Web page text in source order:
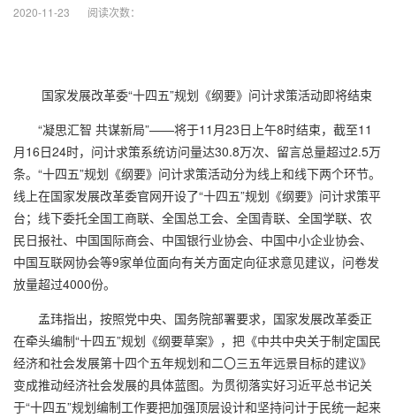
2020-11-23 阅读次数：
国家发展改革委“十四五”规划《纲要》问计求策活动即将结束
“凝思汇智 共谋新局”——将于11 月23日上午8时结束，截至11
月16日24时，问计求策系统访问量达30.8万次、留言总量超过2.5万
条。“十四五”规划《纲要》问计求策活动分为线上和线下两个环节。
线上在国家发展改革委官网开设了“十四五”规划《纲要》问计求策平
台；线下委托全国工商联、全国总工会、全国青联、全国学联、农
民日报社、中国国际商会、中国银行业协会、中国中小企业协会、
中国互联网协会等9家单位面向有关方面定向征求意见建议，问卷发
放量超过4000份。
孟玮指出，按照党中央、国务院部署要求，国家发展改革委正
在牵头编制“十四五”规划《纲要草案》，把《中共中央关于制定国民
经济和社会发展第十四个五年规划和二〇三五年远景目标的建议》
变成推动经济社会发展的具体蓝图。为贯彻落实好习近平总书记关
于“十四五”规划编制工作要把加强顶层设计和坚持问计于民统一起来